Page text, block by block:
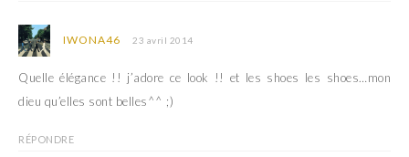
e
) e
IWONA46 23 avril 2014
Quelle élégance !! j’adore ce look !! et les shoes les shoes…mon
dieu qu’elles sont belles^^ ;)
RÉPONDRE